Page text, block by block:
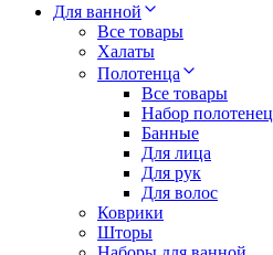
Для ванной
Все товары
Халаты
Полотенца
Все товары
Набор полотенец
Банные
Для лица
Для рук
Для волос
Коврики
Шторы